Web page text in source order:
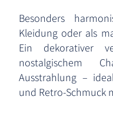
Besonders
Kleidung oder als
Ein dekorativer
nostalgischem
Ausstrahlung –
und Retro-Schmuck